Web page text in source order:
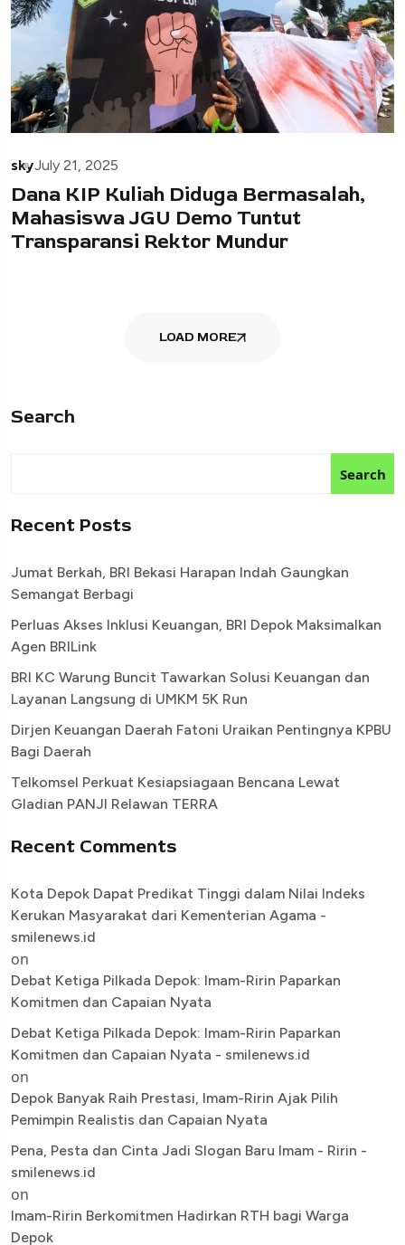
skyJuly 21, 2025
Dana KIP Kuliah Diduga Bermasalah,
Mahasiswa JGU Demo Tuntut
Transparansi Rektor Mundur
LOAD MORE
Search
Search
Recent Posts
Jumat Berkah, BRI Bekasi Harapan Indah Gaungkan
Semangat Berbagi
Perluas Akses Inklusi Keuangan, BRI Depok Maksimalkan
Agen BRILink
BRI KC Warung Buncit Tawarkan Solusi Keuangan dan
Layanan Langsung di UMKM 5K Run
Dirjen Keuangan Daerah Fatoni Uraikan Pentingnya KPBU
Bagi Daerah
Telkomsel Perkuat Kesiapsiagaan Bencana Lewat
Gladian PANJI Relawan TERRA
Recent Comments
Kota Depok Dapat Predikat Tinggi dalam Nilai Indeks
Kerukan Masyarakat dari Kementerian Agama -
smilenews.id
on
Debat Ketiga Pilkada Depok: Imam-Ririn Paparkan
Komitmen dan Capaian Nyata
Debat Ketiga Pilkada Depok: Imam-Ririn Paparkan
Komitmen dan Capaian Nyata - smilenews.id
on
Depok Banyak Raih Prestasi, Imam-Ririn Ajak Pilih
Pemimpin Realistis dan Capaian Nyata
Pena, Pesta dan Cinta Jadi Slogan Baru Imam - Ririn -
smilenews.id
on
Imam-Ririn Berkomitmen Hadirkan RTH bagi Warga
Depok